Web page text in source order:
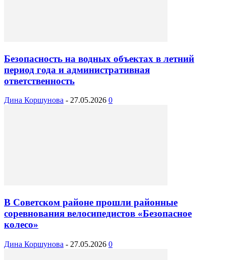
Безопасность на водных объектах в летний
период года и административная
ответственность
Дина Коршунова - 27.05.2026 0
В Советском районе прошли районные
соревнования велосипедистов «Безопасное
колесо»
Дина Коршунова - 27.05.2026 0